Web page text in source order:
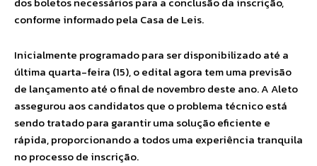
conforme informado pela Casa de Leis.
Inicialmente programado para ser disponibilizado até a
última quarta-feira (15), o edital agora tem uma previsão
de lançamento até o final de novembro deste ano. A Aleto
assegurou aos candidatos que o problema técnico está
sendo tratado para garantir uma solução eficiente e
rápida, proporcionando a todos uma experiência tranquila
no processo de inscrição.